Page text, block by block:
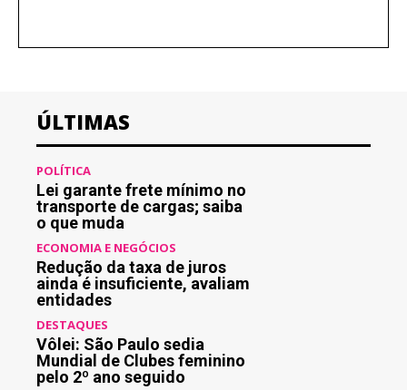
ÚLTIMAS
POLÍTICA
Lei garante frete mínimo no
transporte de cargas; saiba
o que muda
ECONOMIA E NEGÓCIOS
Redução da taxa de juros
ainda é insuficiente, avaliam
entidades
DESTAQUES
Vôlei: São Paulo sedia
Mundial de Clubes feminino
pelo 2º ano seguido